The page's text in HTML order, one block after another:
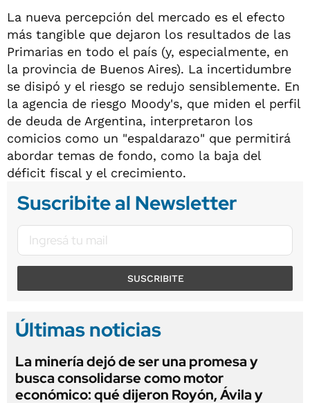
La nueva percepción del mercado es el efecto
más tangible que dejaron los resultados de las
Primarias en todo el país (y, especialmente, en
la provincia de Buenos Aires). La incertidumbre
se disipó y el riesgo se redujo sensiblemente. En
la agencia de riesgo Moody's, que miden el perfil
de deuda de Argentina, interpretaron los
comicios como un "espaldarazo" que permitirá
abordar temas de fondo, como la baja del
déficit fiscal y el crecimiento.
Suscribite al Newsletter
SUSCRIBITE
Últimas noticias
La minería dejó de ser una promesa y
busca consolidarse como motor
económico: qué dijeron Royón, Ávila y